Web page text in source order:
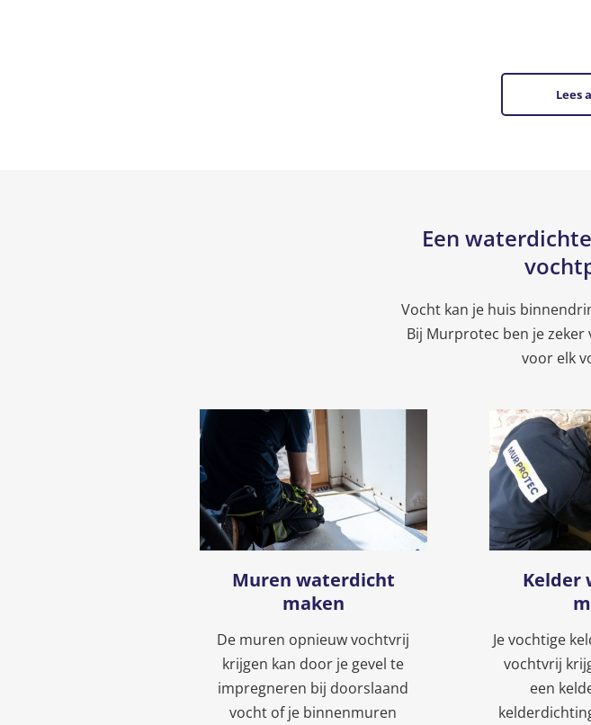
Lees
Een
Vocht kan je huis
Bij Murprotec ben je
voor elk
Muren waterdicht
maken
De muren opnieuw vochtvrij
krijgen kan door je gevel te
impregneren bij doorslaand
vocht of je binnenmuren
Kelder
Je vochtige
vochtvrij
een